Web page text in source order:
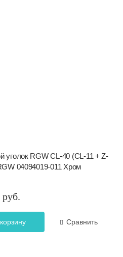
уголок RGW CL-40 (CL-11 + Z-
04094019-011 Хром
руб.
Сравнить